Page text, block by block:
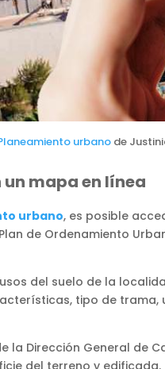
urbano de
mapa en línea
urbano, es posible
de Ordenamiento
del suelo de la
tipo de trama,
la Dirección General de
del terreno y edificada.